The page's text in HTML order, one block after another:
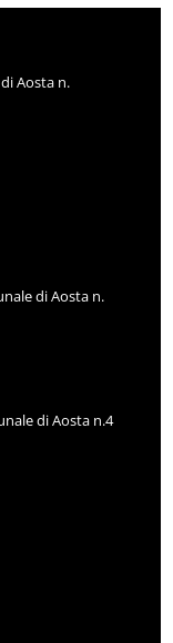
Aosta n.
di Aosta n.
di Aosta n.4